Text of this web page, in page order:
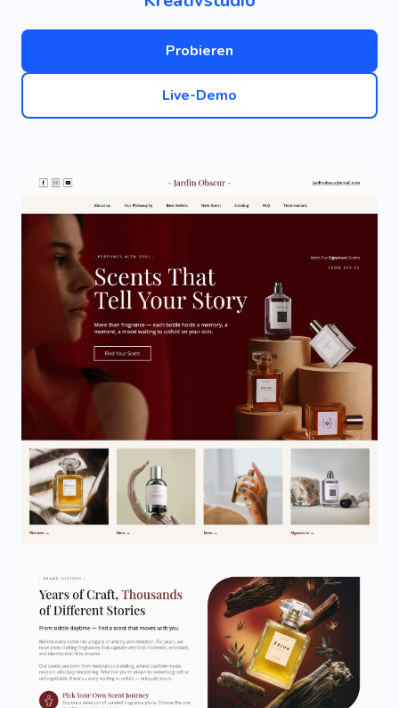
Probieren
Live-Demo